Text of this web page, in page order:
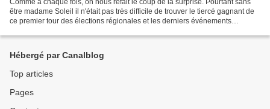
Comme à chaque fois, on nous refait le coup de la surprise. Pourtant sans
être madame Soleil il n'était pas très difficile de trouver le tiercé gagnant de
ce premier tour des élections régionales et les derniers événements
Hébergé par Canalblog
Top articles
Pages